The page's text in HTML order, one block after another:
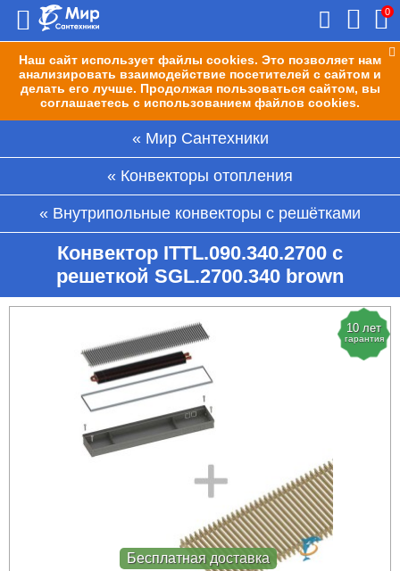
Наш сайт использует файлы cookies. Это позволяет нам
анализировать взаимодействие посетителей с сайтом и
делать его лучше. Продолжая пользоваться сайтом, вы
соглашаетесь с использованием файлов cookies.
0
Мир Сантехники
Конвекторы отопления
Внутрипольные конвекторы с решётками
Конвектор ITTL.090.340.2700 с
решеткой SGL.2700.340 brown
10 лет
гарантия
Бесплатная доставка